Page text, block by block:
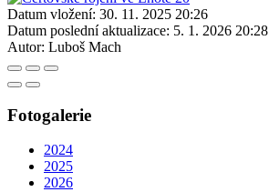
Datum vložení: 30. 11. 2025 20:26
Datum poslední aktualizace: 5. 1. 2026 20:28
Autor: Luboš Mach
Fotogalerie
2024
2025
2026